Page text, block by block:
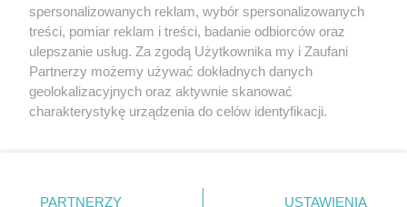
Żaden utwór zamieszczony w serwisie nie może być powielany i rozpowszechniany
lub dalej rozpowszechniany w jakikolwiek sposób (w tym także elektroniczny lub
mechaniczny) na jakimkolwiek polu eksploatacji w jakiejkolwiek formie, włącznie z
O nas
spersonalizowanych reklam, wybór spersonalizowanych
treści, pomiar reklam i treści, badanie odbiorców oraz
ulepszanie usług. Za zgodą Użytkownika my i Zaufani
Partnerzy możemy używać dokładnych danych
geolokalizacyjnych oraz aktywnie skanować
charakterystykę urządzenia do celów identyfikacji.
zmienić/wycofać klikając przycisk ustawień prywatności
PARTNERZY USTAWIENIA